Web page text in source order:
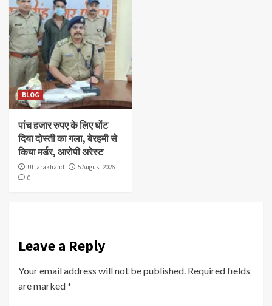
BLOG
पांच हजार रुपए के लिए घोंट
दिया दोस्ती का गला, बेरहमी से
किया मर्डर, आरोपी अरेस्ट
Uttarakhand
5 August 2026
0
Leave a Reply
Your email address will not be published. Required fields
are marked*